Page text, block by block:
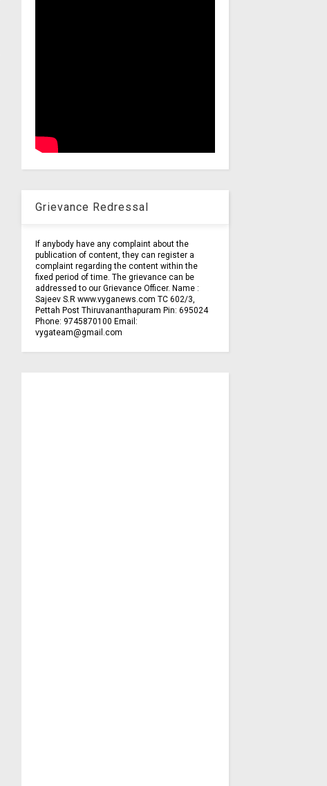
Grievance Redressal
If anybody have any complaint about the
publication of content, they can register a
complaint regarding the content within the
fixed period of time. The grievance can be
addressed to our Grievance Officer. Name :
Sajeev S.R www.vyganews.com TC 602/3,
Pettah Post Thiruvananthapuram Pin: 695024
Phone: 9745870100 Email:
vygateam@gmail.com